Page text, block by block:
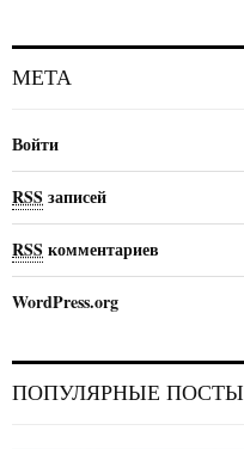
МЕТА
Войти
RSS записей
RSS комментариев
WordPress.org
ПОПУЛЯРНЫЕ ПОСТЫ